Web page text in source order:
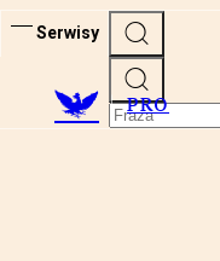
Serwisy
PRO